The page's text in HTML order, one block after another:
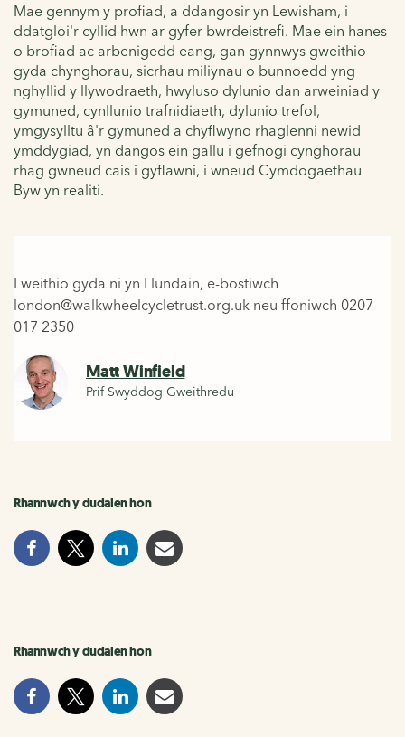
Mae gennym y profiad, a ddangosir yn Lewisham, i
ddatgloi'r cyllid hwn ar gyfer bwrdeistrefi. Mae ein hanes
o brofiad ac arbenigedd eang, gan gynnwys gweithio
gyda chynghorau, sicrhau miliynau o bunnoedd yng
nghyllid y llywodraeth, hwyluso dylunio dan arweiniad y
gymuned, cynllunio trafnidiaeth, dylunio trefol,
ymgysylltu â'r gymuned a chyflwyno rhaglenni newid
ymddygiad, yn dangos ein gallu i gefnogi cynghorau
rhag gwneud cais i gyflawni, i wneud Cymdogaethau
Byw yn realiti.
I weithio gyda ni yn Llundain, e-bostiwch
london@walkwheelcycletrust.org.uk neu ffoniwch 0207
017 2350
Matt Winfield
Prif Swyddog Gweithredu
Rhannwch y dudalen hon
Rhannwch y dudalen hon